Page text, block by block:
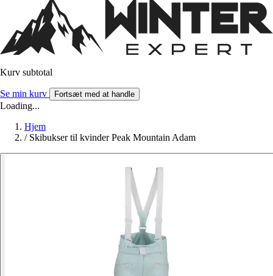
Kurv subtotal
Se min kurv Fortsæt med at handle
Loading...
Hjem
/ Skibukser til kvinder Peak Mountain Adam